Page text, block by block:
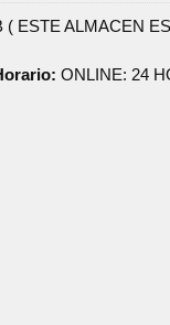
( ESTE ALMACEN
ONLINE: 24